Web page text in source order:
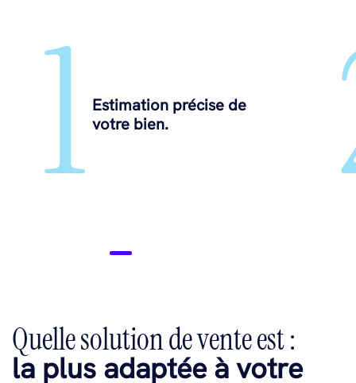
1 Estimation précise de
votre bien.
Quelle solution de vente est :
la plus adaptée à votre